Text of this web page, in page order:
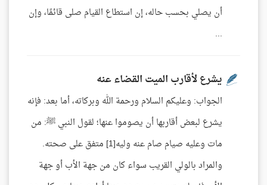
أن يصلي بحسب حاله، إن استطاع القيام صلى قائمًا، وإن
...
يشرع لأقارب الميت القضاء عنه
الجواب: وعليكم السلام ورحمة الله وبركاته، أما بعد: فإنه
يشرع لبعض أقاربها أن يصوموا عنها؛ لقول النبي ﷺ: من
مات وعليه صيام صام عنه وليه[1] متفق على صحته.
والمراد بالولي القريب سواء كان من جهة الأب أو جهة